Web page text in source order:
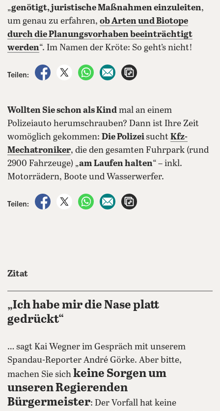
„genötigt, juristische Maßnahmen einzuleiten,
um genau zu erfahren, ob Arten und Biotope
durch die Planungsvorhaben beeinträchtigt
werden“. Im Namen der Kröte: So geht’s nicht!
Teilen:
auf Facebook teilen
auf X teilenper WhatsApp teilen
per E-Mail teilen
Wollten Sie schon als Kind mal an einem
Polizeiauto herumschrauben? Dann ist Ihre Zeit
womöglich gekommen: Die Polizeisucht Kfz-
Mechatroniker, die den gesamten Fuhrpark (rund
2900 Fahrzeuge) „am Laufen halten“ – inkl.
Motorrädern, Boote und Wasserwerfer.
Teilen:
auf Facebook teilen
auf X teilenper WhatsApp teilen
per E-Mail teilen
Zitat
„Ich habe mir die Nase platt
gedrückt“
… sagt Kai Wegner im Gespräch mit unserem
Spandau-Reporter André Görke. Aber bitte,
machen Sie sich keine Sorgen um
unseren Regierenden
Bürgermeister: Der Vorfall hat keine